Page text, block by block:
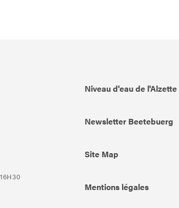
Niveau d'eau de
Newsletter Beetebuerg
Site Map
Mentions légales